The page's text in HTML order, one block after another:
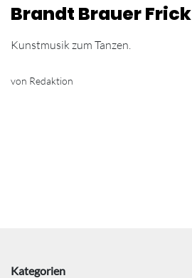
Brandt Brauer Frick
Kunstmusik zum Tanzen.
von Redaktion
Kategorien